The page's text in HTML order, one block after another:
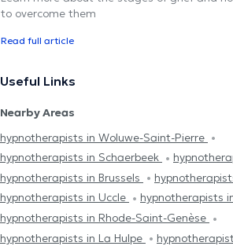
complètent et touchent à ma vision de
collaboratif et co-créatif à travers
et des conversations basées sur la
Le travail en séance est adapté à vos
intentions ou objectifs. A votre
dissoudre les blocages, à re-donner
et à re-connecter vos valeurs et vos
présent.
to overcome them
Read full article
Useful Links
Nearby Areas
hypnotherapists in Woluwe-Saint-Pierre
hypnotherapists in Schaerbeek
hypnotherapists in Brussels
hypnotherapists in Uccle
hypnotherapists
hypnotherapists in Rhode-Saint-Genèse
hypnotherapists in La Hulpe